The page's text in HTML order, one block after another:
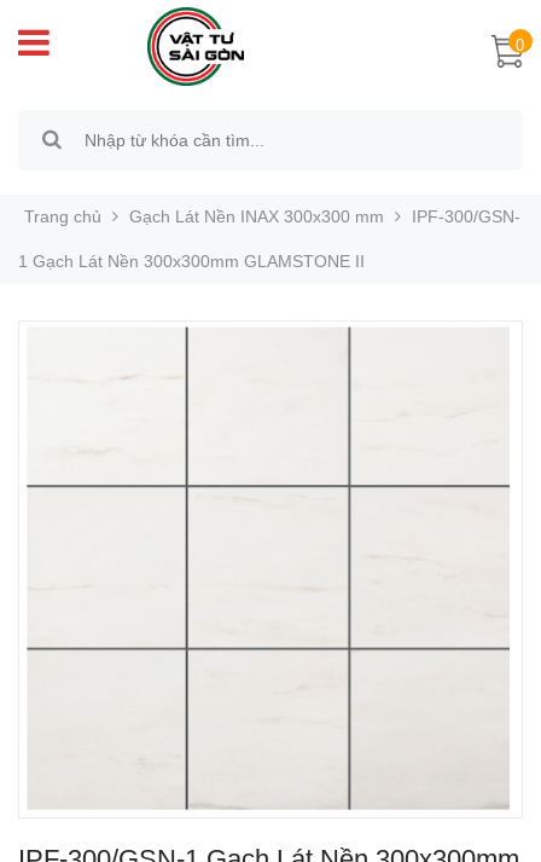
0
Trang chủ Gạch Lát Nền INAX 300x300 mm IPF-300/GSN-
1 Gạch Lát Nền 300x300mm GLAMSTONE II